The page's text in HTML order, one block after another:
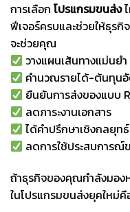
การเลือก โปรแกรมขนส่ง
ฟีเจอร์ครบและช่วยให้ธุร
จะช่วยคุณ
วางแผนเส้นทางแม่นยำ
คำนวณรายได้-ต้นทุน
ยืนยันการส่งของแบบ
ลดภาระงานเอกสาร
ได้คำปรึกษาเชิงกลยุทธ์
ลดการใช้ประสบการณ์
ถ้าธุรกิจของคุณกำลังมอง
ในโปรแกรมขนส่งยุคใหม่